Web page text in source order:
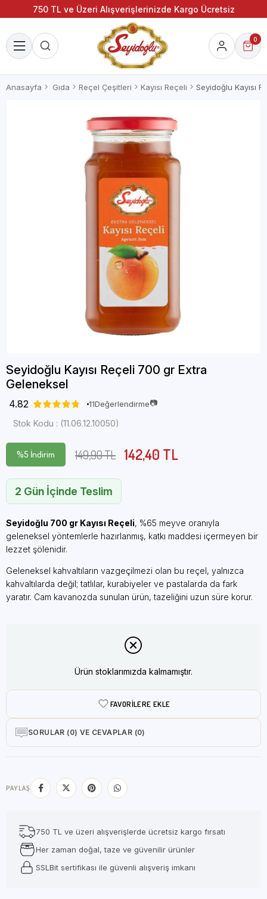
750 TL ve Üzeri Alışverişlerinizde Kargo Ücretsiz
0
Anasayfa Gıda Reçel Çeşitleri Kayısı Reçeli Seyidoğlu Kayısı
Seyidoğlu Kayısı Reçeli 700 gr Extra
Geleneksel
4.82 11Değerlendirme📷
Stok Kodu (11.06.12.10050)
%5 İndirim 149,90 TL 142,40 TL
2 Gün İçinde Teslim
Seyidoğlu 700 gr Kayısı Reçeli, %65 meyve oranıyla
geleneksel yöntemlerle hazırlanmış, katkı maddesi içermeyen bir
lezzet şölenidir.
Geleneksel kahvaltıların vazgeçilmezi olan bu reçel, yalnızca
kahvaltılarda değil; tatlılar, kurabiyeler ve pastalarda da fark
yaratır. Cam kavanozda sunulan ürün, tazeliğini uzun süre korur.
Ürün stoklarımızda kalmamıştır.
FAVORILERE EKLE
SORULAR (0) VE CEVAPLAR (0)
PAYLAŞ
750 TL ve üzeri alışverişlerde ücretsiz kargo fırsatı
Her zaman doğal, taze ve güvenilir ürünler
SSLBit sertifikası ile güvenli alışveriş imkanı